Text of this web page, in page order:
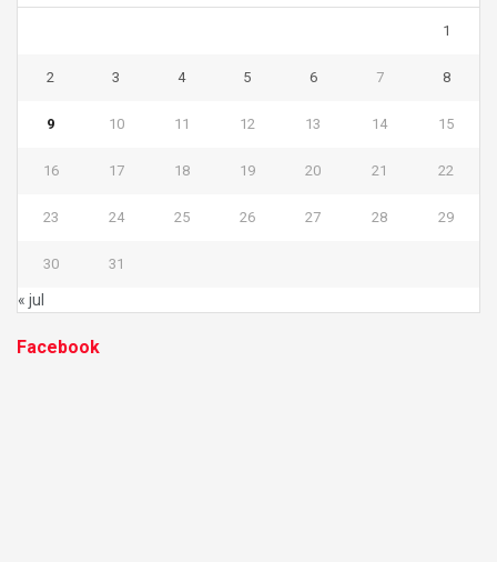
1
2 3 4 5 6 7 8
9 10 11 12 13 14 15
16 17 18 19 20 21 22
23 24 25 26 27 28 29
30 31
« jul
Facebook